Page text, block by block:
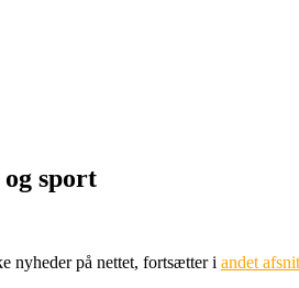
sport
nyheder på nettet, fortsætter i andet